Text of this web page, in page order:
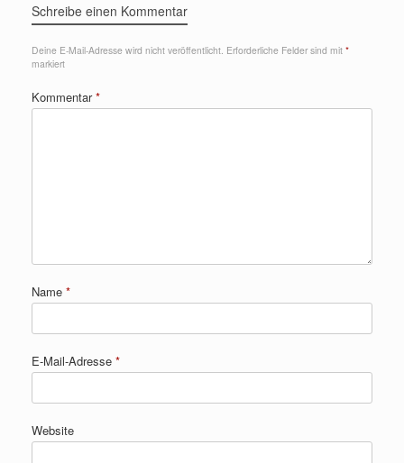
Schreibe einen Kommentar
Deine E-Mail-Adresse wird nicht veröffentlicht. Erforderliche Felder sind mit *
markiert
Kommentar*
Name *
E-Mail-Adresse *
Website